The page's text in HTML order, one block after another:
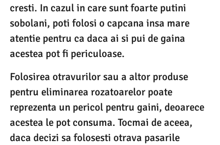
cresti. In cazul in care sunt foarte putini
sobolani, poti folosi o capcana insa mare
atentie pentru ca daca ai si pui de gaina
acestea pot fi periculoase.
Folosirea otravurilor sau a altor produse
pentru eliminarea rozatoarelor poate
reprezenta un pericol pentru gaini, deoarece
acestea le pot consuma. Tocmai de aceea,
daca decizi sa folosesti otrava pasarile